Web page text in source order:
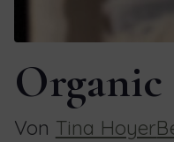
Von Tina Hoyer